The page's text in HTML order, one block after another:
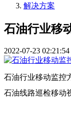
解决方案
石油行业移
2022-07-23 02:21:54
石油行业移动监控
石油线路巡检移动